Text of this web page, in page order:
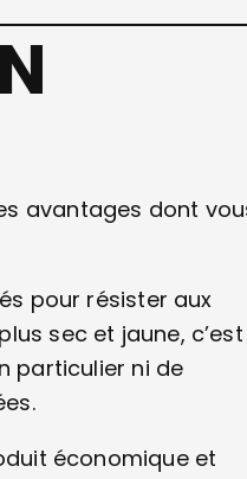
avantages dont
pour résister aux
sec et jaune, c’est
particulier ni de
économique et